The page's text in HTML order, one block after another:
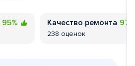
95% Качество ремонта
238 оценок